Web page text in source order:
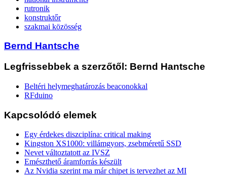
rutronik
konstruktőr
szakmai közösség
Bernd Hantsche
Legfrissebbek a szerzőtől: Bernd Hantsche
Beltéri helymeghatározás beaconokkal
RFduino
Kapcsolódó elemek
Egy érdekes diszciplína: critical making
Kingston XS1000: villámgyors, zsebméretű SSD
Nevet változtatott az IVSZ
Emészthető áramforrás készült
Az Nvidia szerint ma már chipet is tervezhet az MI